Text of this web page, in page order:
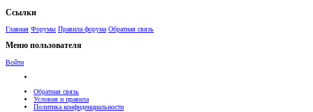
Ссылки
Главная Форумы Правила форума Обратная связь
Меню пользователя
Войти
Обратная связь
Условия и правила
Политика конфиденциальности